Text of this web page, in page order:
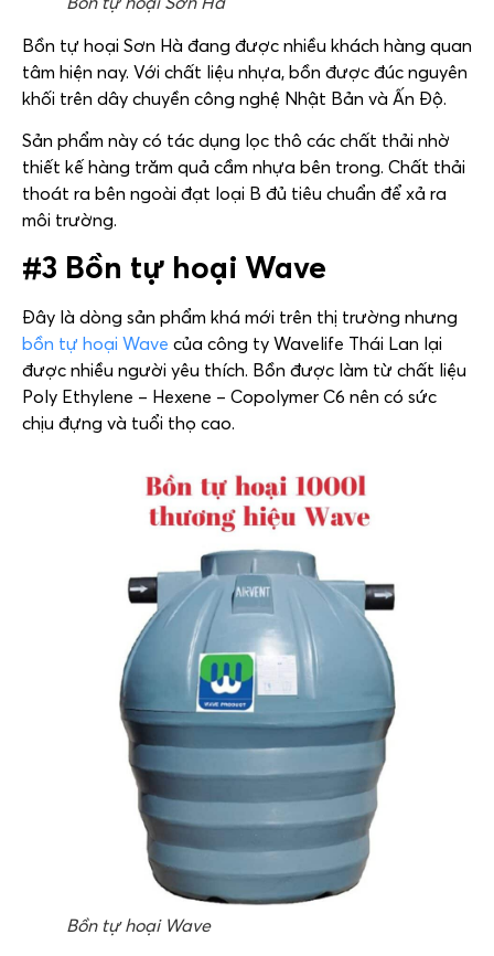
Bồn tự hoại Sơn Hà đang được nhiều khách hàng quan
tâm hiện nay. Với chất liệu nhựa, bồn được đúc nguyên
khối trên dây chuyền công nghệ Nhật Bản và Ấn Độ.
Sản phẩm này có tác dụng lọc thô các chất thải nhờ
thiết kế hàng trăm quả cầm nhựa bên trong. Chất thải
thoát ra bên ngoài đạt loại B đủ tiêu chuẩn để xả ra
môi trường.
#3 Bồn tự hoại Wave
Đây là dòng sản phẩm khá mới trên thị trường nhưng
bồn tự hoại Wave của công ty Wavelife Thái Lan lại
được nhiều người yêu thích. Bồn được làm từ chất liệu
Poly Ethylene – Hexene – Copolymer C6 nên có sức
chịu đựng và tuổi thọ cao.
Bồn tự hoại Wave